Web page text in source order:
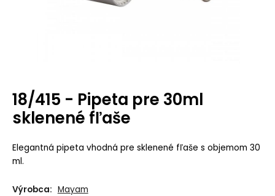
18/415 - Pipeta pre 30ml
sklenené fľaše
Elegantná pipeta vhodná pre sklenené fľaše s objemom 30
ml.
Výrobca: Mayam